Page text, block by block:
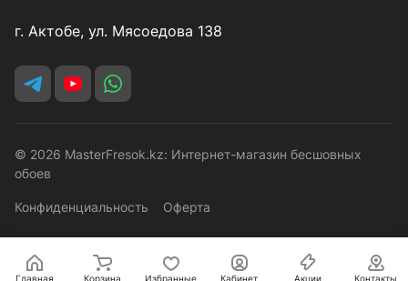
г. Актобе, ул. Мясоедова 138
© 2026 MasterFresok.kz: Интернет-магазин бесшовных
обоев
Конфиденциальность Оферта
Главная Корзина Избранные Кабинет Акции Контакты